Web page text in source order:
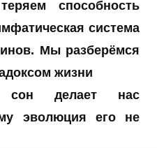
способность
система
Мы разберёмся
жизни
делает нас
эволюция его не